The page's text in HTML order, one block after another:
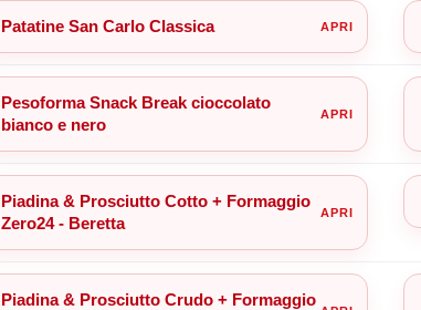
Patatine San Carlo Classica
Pesoforma Snack Break cioccolato
bianco e nero
Piadina & Prosciutto Cotto + Formaggio
Zero24 - Beretta
Piadina & Prosciutto Crudo + Formaggio